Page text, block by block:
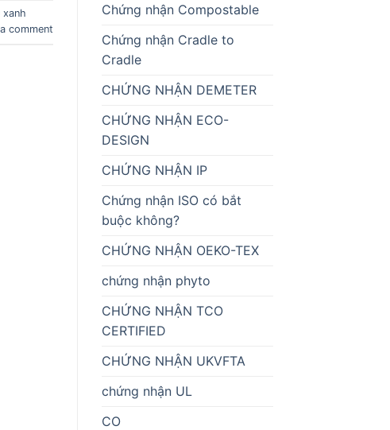
xanh
comment
Chứng nhận Compostable
Chứng nhận Cradle to
Cradle
CHỨNG NHẬN DEMETER
CHỨNG NHẬN ECO-
DESIGN
CHỨNG NHẬN IP
Chứng nhận ISO có bắt
buộc không?
CHỨNG NHẬN OEKO-TEX
chứng nhận phyto
CHỨNG NHẬN TCO
CERTIFIED
CHỨNG NHẬN UKVFTA
chứng nhận UL
CO